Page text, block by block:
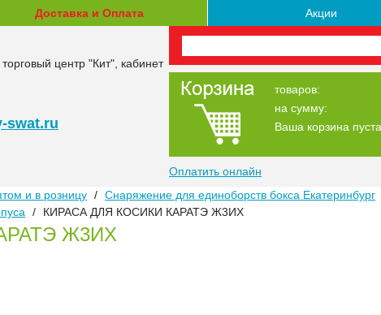
Доставка и Оплата Акции
центр "Кит", кабинет
swat.ru
товаров:
на сумму:
Ваша корзина пуста
Оплатить онлайн
и в розницу / Снаряжение для единоборств бокса Екатеринбург
/ КИРАСА ДЛЯ КОСИКИ КАРАТЭ Ж3ИХ
Ж3ИХ